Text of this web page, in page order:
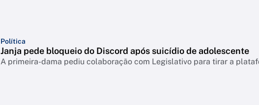
Política
Janja pede bloqueio do Discord após suicídio de adolescente
A primeira-dama pediu colaboração com Legislativo para tirar a